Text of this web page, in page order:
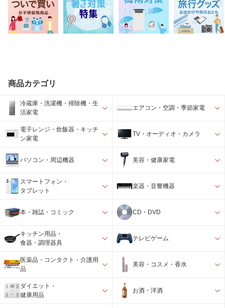
商品カテゴリ
冷蔵庫・洗濯機・掃除機・生
活家電
エアコン・空調・季節家電
電子レンジ・炊飯器・キッチ
ン家電
TV・オーディオ・カメラ
パソコン・周辺機器 美容・健康家電
スマートフォン・
タブレット
楽器・音響機器
本・雑誌・コミック CD・DVD
キッチン用品・
食器・調理器具
テレビゲーム
医薬品・コンタクト・介護用
品
美容・コスメ・香水
ダイエット・
健康用品
お酒・洋酒